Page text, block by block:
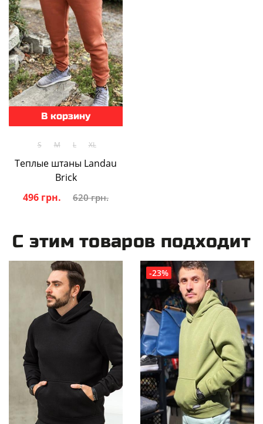
В корзину
S M L XL
Теплые штаны Landau
Brick
496 грн.
620 грн.
С этим товаров подходит
-23%